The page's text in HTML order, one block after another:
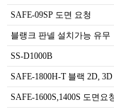
SAFE-09SP 도면 요청
블랭크 판넬 설치가능 유무
SS-D1000B
SAFE-1800H-T 블랙 2D,
SAFE-1600S,1400S 도면요